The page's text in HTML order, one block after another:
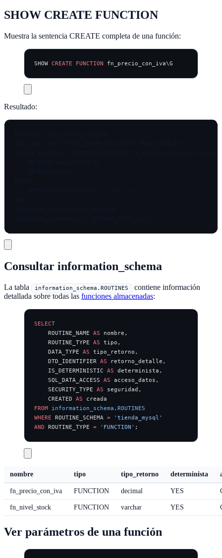
SHOW CREATE FUNCTION
Muestra la sentencia CREATE completa de una función:
SHOW CREATE FUNCTION fn_precio_con_iva\G
Resultado:
Consultar information_schema
La tabla information_schema.ROUTINES
contiene información
detallada sobre todas lasfunciones almacenadas:
SELECT
    ROUTINE_NAME
AS nombre,
    ROUTINE_TYPE
AS tipo,
    DATA_TYPE
AS tipo_retorno,
    DTD_IDENTIFIER
AS retorno_detalle,
    IS_DETERMINISTIC
AS determinista,
    SQL_DATA_ACCESS
AS acceso_datos,
    SECURITY_TYPE
AS seguridad,
    CREATED
AS creada
FROM information_schema . ROUTINES
WHERE ROUTINE_SCHEMA = 'tienda_mysql'
AND ROUTINE_TYPE = 'FUNCTION' ;
nombre tipo tipo_retorno determinista
fn_precio_con_iva FUNCTION decimal YES
fn_nivel_stock FUNCTION varchar YES
Ver parámetros de una función